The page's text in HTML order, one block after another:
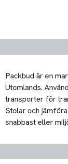
Packbud är en
Utomlands.
transporter för
Stolar och
snabbast eller